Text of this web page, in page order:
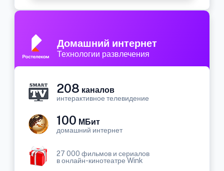
Домашний интернет
Технологии развлечения
208 каналов
интерактивное телевидение
100 МБит
домашний интернет
27 000 фильмов и сериалов
в онлайн-кинотеатре Wink